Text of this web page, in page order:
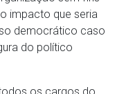
impacto que seria
democrático caso
do político